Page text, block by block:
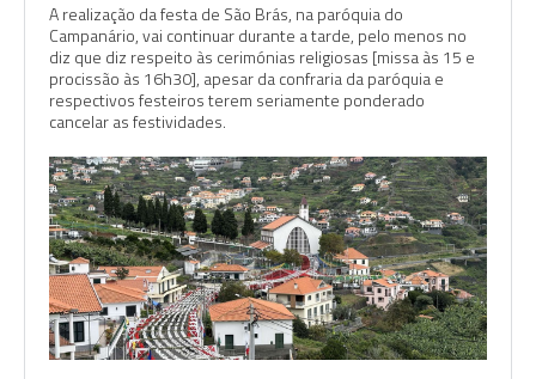
A realização da festa de São Brás, na paróquia do
Campanário, vai continuar durante a tarde, pelo menos no
diz que diz respeito às cerimónias religiosas [missa às 15 e
procissão às 16h30], apesar da confraria da paróquia e
respectivos festeiros terem seriamente ponderado
cancelar as festividades.